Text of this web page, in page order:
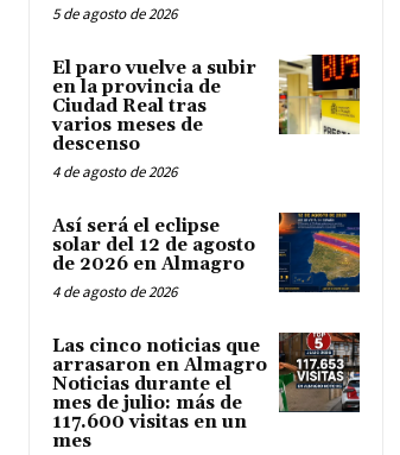
5 de agosto de 2026
El paro vuelve a subir
en la provincia de
Ciudad Real tras
varios meses de
descenso
4 de agosto de 2026
Así será el eclipse
solar del 12 de agosto
de 2026 en Almagro
4 de agosto de 2026
Las cinco noticias que
arrasaron en Almagro
Noticias durante el
mes de julio: más de
117.600 visitas en un
mes